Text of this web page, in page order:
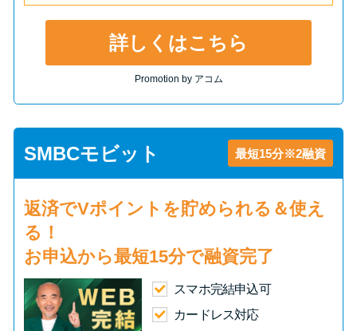
詳しくはこちら
Promotion by アコム
SMBCモビット 最短15分※2融資
返済でVポイント を貯められる＆使え
る！
お申込から最短15分で融資完了
スマホ完結申込可
カードレス対応